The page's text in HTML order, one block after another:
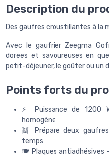
Description du
Des gaufres croustillantes à la
Avec le gaufrier Zeegma
dorées et savoureuses en
petit-déjeuner, le goûter ou un
Points forts du
⚡ Puissance de 1200
homogène
👯 Prépare deux
temps
🍽️ Plaques antiadhésives